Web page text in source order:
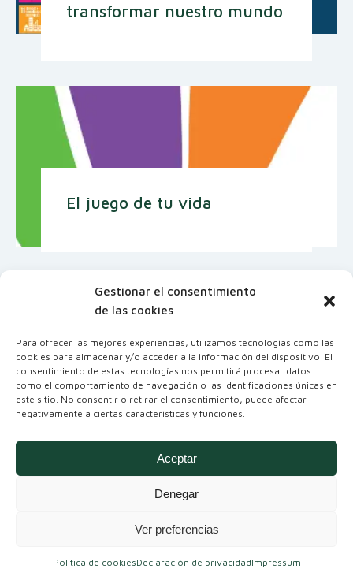
Gestionar el consentimiento
de las cookies
Para ofrecer las mejores experiencias, utilizamos tecnologías como las
cookies para almacenar y/o acceder a la información del dispositivo. El
consentimiento de estas tecnologías nos permitirá procesar datos
como el comportamiento de navegación o las identificaciones únicas en
este sitio. No consentir o retirar el consentimiento, puede afectar
negativamente a ciertas características y funciones.
Aceptar
Denegar
Ver preferencias
Política de cookiesDeclaración de privacidadImpressum
transformar nuestro mundo
El juego de tu vida
Coordinadora Andaluza de Organizaciones